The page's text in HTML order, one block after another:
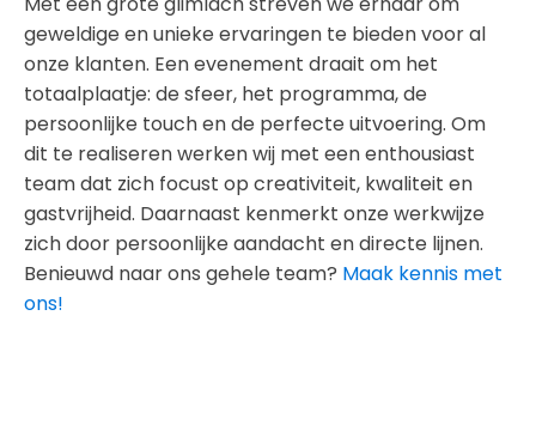
geweldige en unieke ervaringen te bieden voor al
onze klanten. Een evenement draait om het
totaalplaatje: de sfeer, het programma, de
persoonlijke touch en de perfecte uitvoering. Om
dit te realiseren werken wij met een enthousiast
team dat zich focust op creativiteit, kwaliteit en
gastvrijheid. Daarnaast kenmerkt onze werkwijze
zich door persoonlijke aandacht en directe lijnen.
Benieuwd naar ons gehele team? Maak kennis met
ons!